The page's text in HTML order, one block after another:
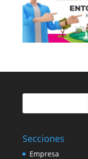
Secciones
Empresa